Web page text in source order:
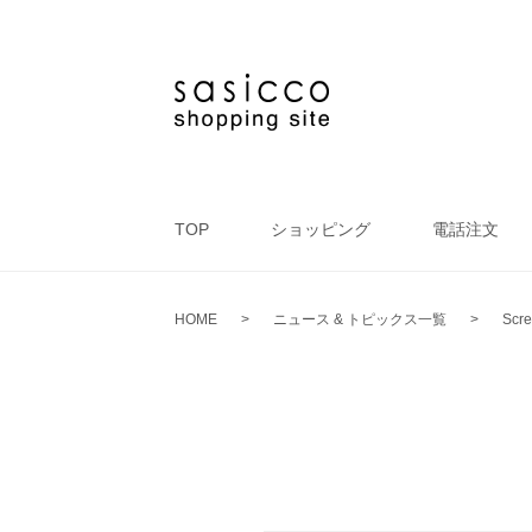
TOP ショッピング 電話注文
HOME > ニュース & トピックス一覧 >